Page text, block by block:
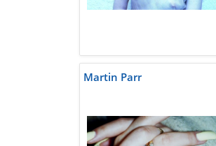
Martin Parr